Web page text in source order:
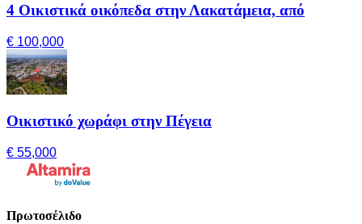
4 Οικιστικά οικόπεδα στην Λακατάμεια, από
€ 100,000
Οικιστικό χωράφι στην Πέγεια
€ 55,000
Πρωτοσέλιδο